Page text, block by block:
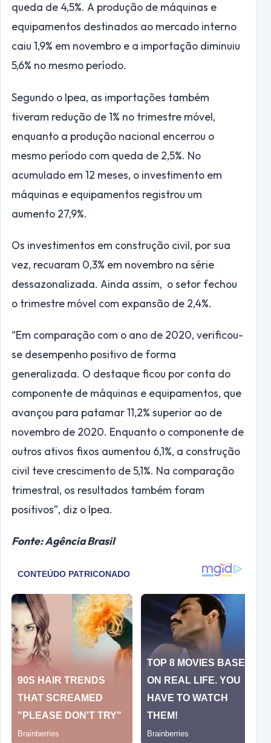
queda de 4,5%. A produção de máquinas e
equipamentos destinados ao mercado interno
caiu 1,9% em novembro e a importação diminuiu
5,6% no mesmo período.
Segundo o Ipea, as importações também
tiveram redução de 1% no trimestre móvel,
enquanto a produção nacional encerrou o
mesmo período com queda de 2,5%. No
acumulado em 12 meses, o investimento em
máquinas e equipamentos registrou um
aumento 27,9%.
Os investimentos em construção civil, por sua
vez, recuaram 0,3% em novembro na série
dessazonalizada. Ainda assim, o setor fechou
o trimestre móvel com expansão de 2,4%.
“Em comparação com o ano de 2020, verificou-
se desempenho positivo de forma
generalizada. O destaque ficou por conta do
componente de máquinas e equipamentos, que
avançou para patamar 11,2% superior ao de
novembro de 2020. Enquanto o componente de
outros ativos fixos aumentou 6,1%, a construção
civil teve crescimento de 5,1%. Na comparação
trimestral, os resultados também foram
positivos”, diz o Ipea.
Fonte: Agência Brasil